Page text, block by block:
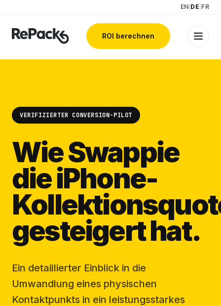
EN DE FR
ROI berechnen
VERIFIZIERTER CONVERSION-PILOT
Wie Swappie
die iPhone-
gesteigert hat.
Ein detaillierter Einblick in die
Umwandlung eines physischen
Kontaktpunkts in ein leistungsstarkes